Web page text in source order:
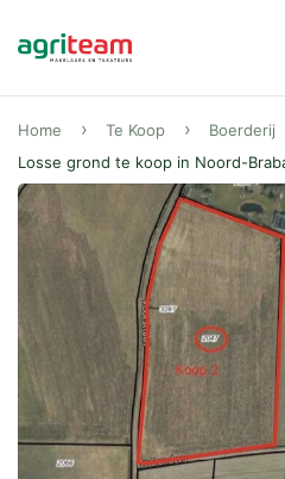
Home Te Koop
Boerderij
Losse grond te koop in Noord-